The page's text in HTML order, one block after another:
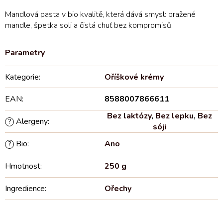
Mandlová pasta v bio kvalitě, která dává smysl: pražené
mandle, špetka soli a čistá chuť bez kompromisů.
Kategorie: Oříškové krémy
EAN: 8588007866611
? Alergeny: Bez laktózy, Bez lepku, Bez
sóji
? Bio: Ano
Hmotnost: 250 g
Ingredience: Ořechy